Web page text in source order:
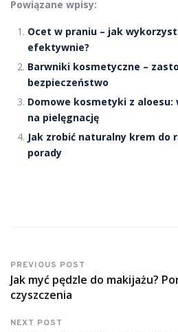
Powiązane wpisy:
Ocet w praniu – jak
efektywnie?
Barwniki kosmetyczne –
bezpieczeństwo
Domowe kosmetyki z aloesu:
na pielęgnację
Jak zrobić naturalny krem do
porady
PREVIOUS POST
Jak myć pędzle do makijażu?
czyszczenia
NEXT POST